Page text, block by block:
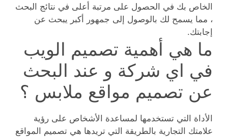
الخاص بك في الحصول على مرتبة أعلى في نتائج البحث
، مما يسمح لك بالوصول إلى جمهور أكبر يبحث عن
إجابتك.
ما هي أهمية تصميم الويب
في اي شركة و عند البحث
عن تصميم مواقع ملابس ؟
الأداة التي تستخدمها لمساعدة الأشخاص على رؤية
علامتك التجارية بالطريقة التي تريدها هي تصميم المواقع